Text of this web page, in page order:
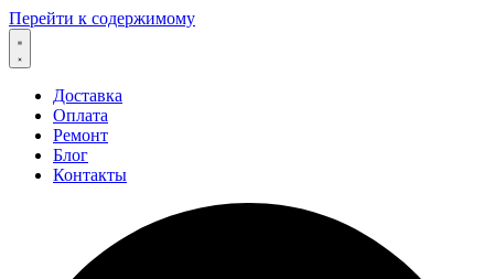
Перейти к содержимому
Доставка
Оплата
Ремонт
Блог
Контакты